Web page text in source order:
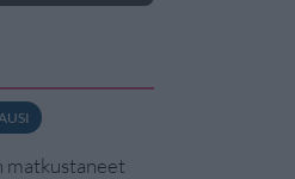
matkustaneet